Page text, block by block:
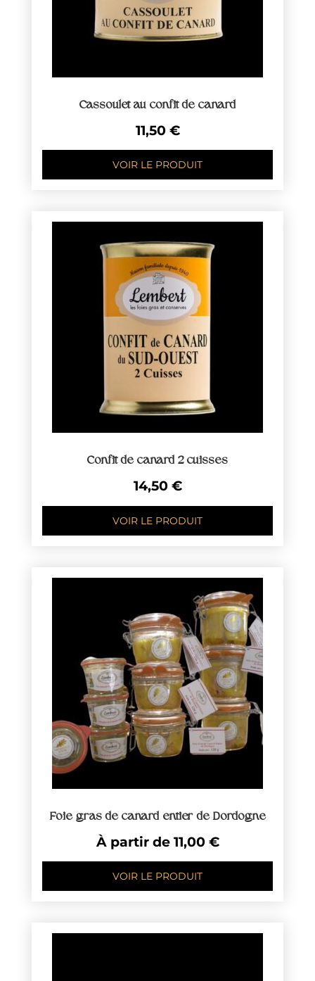
Cassoulet au confit de canard
11,50 €
VOIR LE PRODUIT
Confit de canard 2 cuisses
14,50 €
VOIR LE PRODUIT
Foie gras de canard entier de Dordogne
À partir de 11,00 €
VOIR LE PRODUIT